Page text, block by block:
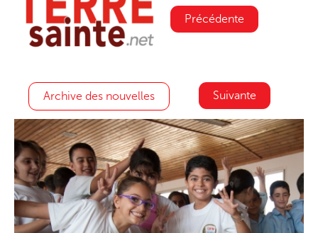
Précédente
Archive des nouvelles Suivante